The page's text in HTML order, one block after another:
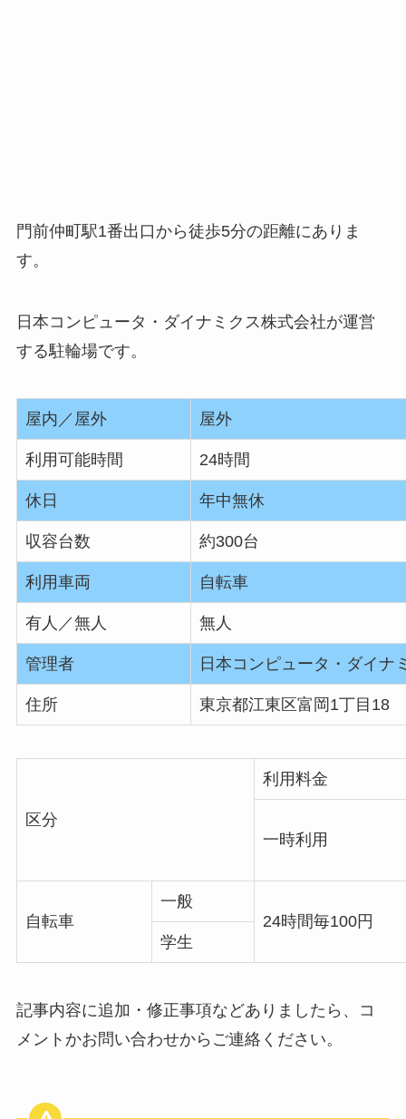
門前仲町駅1番出口から徒歩5分の距離にありま
す。
日本コンピュータ・ダイナミクス株式会社が運営
する駐輪場です。
屋内／屋外 屋外
利用可能時間 24時間
休日 年中無休
収容台数 約300台
利用車両 自転車
有人／無人 無人
管理者 日本コンピュータ・ダイナ
住所 東京都江東区富岡1丁目18
区分
利用料金
一時利用
自転車
一般
24時間毎100円
学生
記事内容に追加・修正事項などありましたら、コ
メントかお問い合わせからご連絡ください。